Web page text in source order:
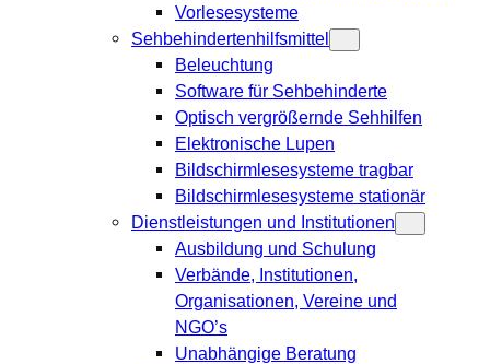
Vorlesesysteme
Sehbehindertenhilfsmittel
Beleuchtung
Software für Sehbehinderte
Optisch vergrößernde Sehhilfen
Elektronische Lupen
Bildschirmlesesysteme tragbar
Bildschirmlesesysteme stationär
Dienstleistungen und Institutionen
Ausbildung und Schulung
Verbände, Institutionen,
Organisationen, Vereine und
NGO’s
Unabhängige Beratung